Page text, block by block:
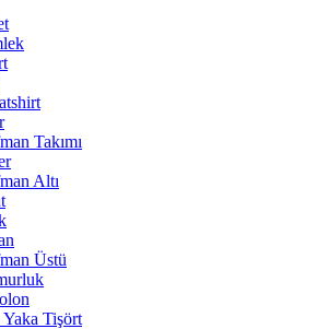
Takımı
Altı
Üstü
Tişört